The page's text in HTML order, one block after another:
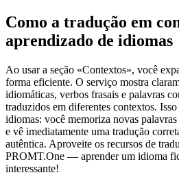
Como a tradução em
aprendizado de idiomas
Ao usar a seção «Contextos», você
forma eficiente. O serviço mostra
idiomáticas, verbos frasais e palavras
traduzidos em diferentes contextos.
idiomas: você memoriza novas
e vê imediatamente uma tradução
autêntica. Aproveite os recursos de
PROMT.One — aprender um idioma
interessante!